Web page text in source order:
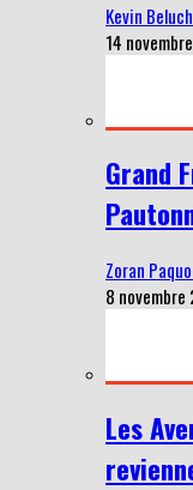
Kevin
14
Grand
Zoran
8 novembre
Les